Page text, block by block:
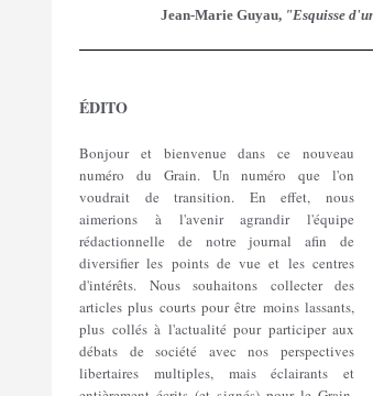
Jean-Marie Guyau, "Esquisse
ÉDITO
Bonjour et bienvenue dans ce nouveau
numéro du Grain. Un numéro que l'on
voudrait de transition. En effet, nous
aimerions à l'avenir agrandir l'équipe
rédactionnelle de notre journal afin de
diversifier les points de vue et les centres
d'intérêts. Nous souhaitons collecter des
articles plus courts pour être moins lassants,
plus collés à l'actualité pour participer aux
débats de société avec nos perspectives
libertaires multiples, mais éclairants et